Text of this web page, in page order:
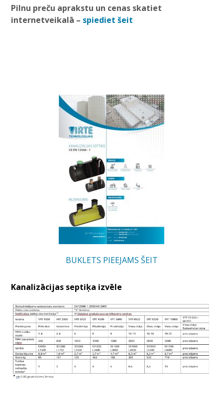
Pilnu preču aprakstu un cenas skatiet
internetveikalā – spiediet šeit
BUKLETS PIEEJAMS ŠEIT
Kanalizācijas septiķa izvēle